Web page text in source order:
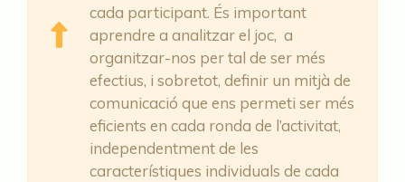
cada participant. És important
aprendre a analitzar el joc, a
organitzar-nos per tal de ser més
efectius, i sobretot, definir un mitjà de
comunicació que ens permeti ser més
eficients en cada ronda de l’activitat,
independentment de les
característiques individuals de cada